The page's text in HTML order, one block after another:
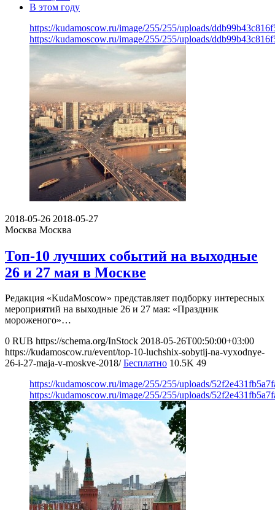
В этом году
https://kudamoscow.ru/image/255/255/uploads/
https://kudamoscow.ru/image/255/255/uploads/
2018-05-26 2018-05-27
Москва Москва
Топ-10 лучших событий на выходные
26 и 27 мая в Москве
Редакция «KudaMoscow» представляет подборку интересных
мероприятий на выходные 26 и 27 мая: «Праздник
мороженого»…
0 RUB https://schema.org/InStock 2018-05-26T00:50:00+03:00
https://kudamoscow.ru/event/top-10-luchshix-sobytij-na-vyxodnye-
26-i-27-maja-v-moskve-2018/ Бесплатно 10.5K 49
https://kudamoscow.ru/image/255/255/uploads/
https://kudamoscow.ru/image/255/255/uploads/